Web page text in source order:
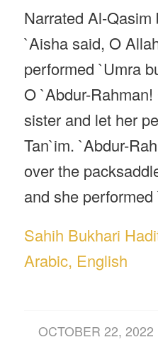
Narrated Al-Qasim
`Aisha said, O
performed `Umra
O `Abdur-
sister and let her
Tan`im. `Abdur-
over the
and she performed
Sahih Bukhari
Arabic, English
OCTOBER 22, 2022
/